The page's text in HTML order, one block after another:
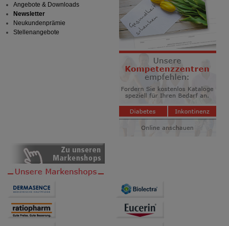
Angebote & Downloads
Newsletter
Neukundenprämie
Stellenangebote